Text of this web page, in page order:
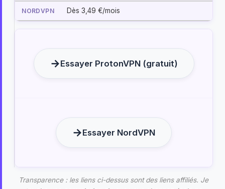
Dès 3,49 €/mois
Essayer ProtonVPN (gratuit)
Essayer NordVPN
Transparence : les liens ci-dessus sont des liens affiliés. Je